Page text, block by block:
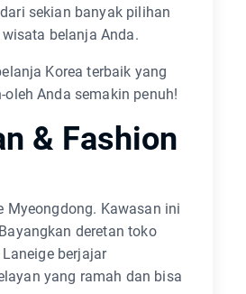
sekian banyak pilihan
belanja Anda.
Korea terbaik yang
Anda semakin penuh!
& Fashion
Myeongdong. Kawasan ini
deretan toko
berjajar
yang ramah dan bisa